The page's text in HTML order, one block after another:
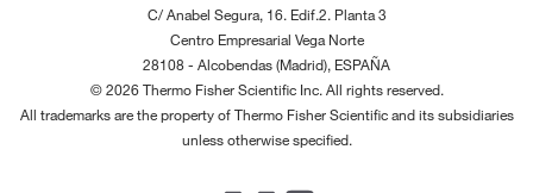
C/ Anabel Segura, 16. Edif.2. Planta 3
Centro Empresarial Vega Norte
28108 - Alcobendas (Madrid), ESPAÑA
© 2026 Thermo Fisher Scientific Inc. All rights reserved.
All trademarks are the property of Thermo Fisher Scientific and its subsidiaries
unless otherwise specified.